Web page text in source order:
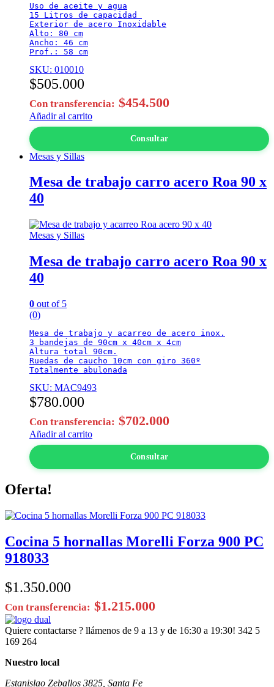
Uso de aceite y agua
15 Litros de capacidad
Exterior de acero Inoxidable
Alto: 80 cm
Ancho: 46 cm
Prof.: 58 cm
SKU: 010010
$505.000
Con transferencia: $454.500
Añadir al carrito
Consultar
Mesas y Sillas
Mesa de trabajo carro acero Roa 90 x
40
Mesas y Sillas
Mesa de trabajo carro acero Roa 90 x
40
0 out of 5
(0)
Mesa de trabajo y acarreo de acero inox.
3 bandejas de 90cm x 40cm x 4cm
Altura total 90cm.
Ruedas de caucho 10cm con giro 360º
Totalmente abulonada
SKU: MAC9493
$780.000
Con transferencia: $702.000
Añadir al carrito
Consultar
Oferta!
Cocina 5 hornallas Morelli Forza 900 PC
918033
$1.350.000
Con transferencia: $1.215.000
Quiere contactarse ? llámenos de 9 a 13 y de 16:30 a 19:30! 342 5
169 264
Nuestro local
Estanislao Zeballos 3825, Santa Fe